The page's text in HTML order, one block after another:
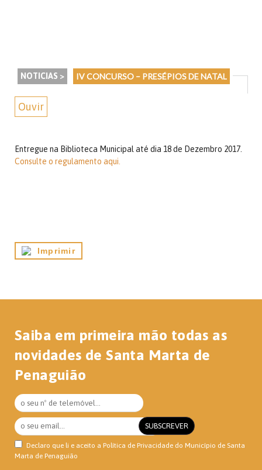
NOTICIAS > IV CONCURSO – PRESÉPIOS DE NATAL
Ouvir
Entregue na Biblioteca Municipal até dia 18 de Dezembro 2017.
Consulte o regulamento aqui.
Imprimir
Saiba em primeira mão todas as
novidades de Santa Marta de
Penaguião
Declaro que li e aceito a Política de Privacidade do Município de Santa
Marta de Penaguião